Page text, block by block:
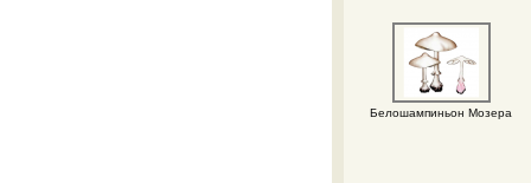
Белошампиньон Мозера